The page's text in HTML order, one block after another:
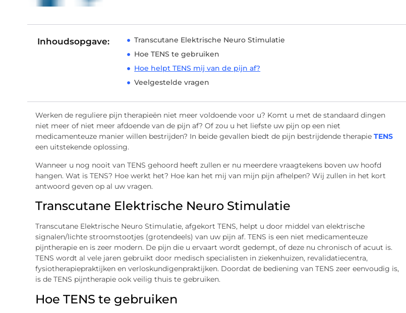
Inhoudsopgave:
Transcutane Elektrische Neuro Stimulatie
Hoe TENS te gebruiken
Hoe helpt TENS mij van de pijn af?
Veelgestelde vragen
Werken de reguliere pijn therapieën niet meer voldoende voor u? Komt u met de standaard dingen
niet meer of niet meer afdoende van de pijn af? Of zou u het liefste uw pijn op een niet
medicamenteuze manier willen bestrijden? In beide gevallen biedt de pijn bestrijdende therapie TENS
een uitstekende oplossing.
Wanneer u nog nooit van TENS gehoord heeft zullen er nu meerdere vraagtekens boven uw hoofd
hangen. Wat is TENS? Hoe werkt het? Hoe kan het mij van mijn pijn afhelpen? Wij zullen in het kort
antwoord geven op al uw vragen.
Transcutane Elektrische Neuro Stimulatie
Transcutane Elektrische Neuro Stimulatie, afgekort TENS, helpt u door middel van elektrische
signalen/lichte stroomstootjes (grotendeels) van uw pijn af. TENS is een niet medicamenteuze
pijntherapie en is zeer modern. De pijn die u ervaart wordt gedempt, of deze nu chronisch of acuut is.
TENS wordt al vele jaren gebruikt door medisch specialisten in ziekenhuizen, revalidatiecentra,
fysiotherapiepraktijken en verloskundigenpraktijken. Doordat de bediening van TENS zeer eenvoudig is,
is de TENS pijntherapie ook veilig thuis te gebruiken.
Hoe TENS te gebruiken